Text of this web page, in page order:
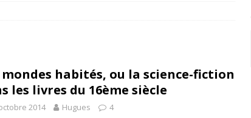
DE L'IGLI
mondes habités, ou la science-fiction
les livres du 16ème siècle
2014 Hugues 4